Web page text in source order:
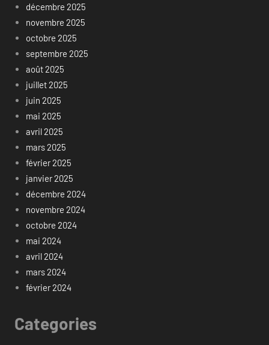
décembre 2025
novembre 2025
octobre 2025
septembre 2025
août 2025
juillet 2025
juin 2025
mai 2025
avril 2025
mars 2025
février 2025
janvier 2025
décembre 2024
novembre 2024
octobre 2024
mai 2024
avril 2024
mars 2024
février 2024
Categories